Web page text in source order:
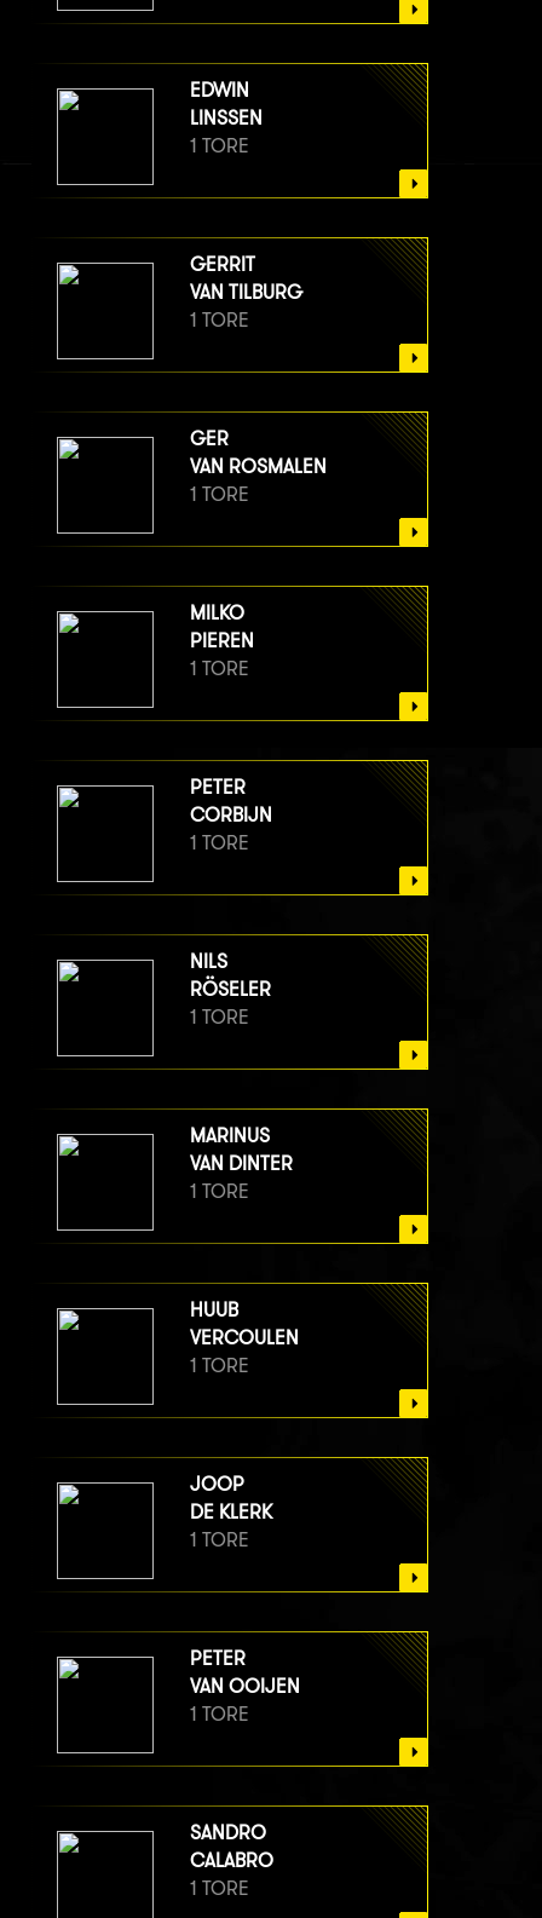
EDWIN
LINSSEN
1 TORE
GERRIT
VAN TILBURG
1 TORE
GER
VAN ROSMALEN
1 TORE
MILKO
PIEREN
1 TORE
PETER
CORBIJN
1 TORE
NILS
RÖSELER
1 TORE
MARINUS
VAN DINTER
1 TORE
HUUB
VERCOULEN
1 TORE
JOOP
DE KLERK
1 TORE
PETER
VAN OOIJEN
1 TORE
SANDRO
CALABRO
1 TORE